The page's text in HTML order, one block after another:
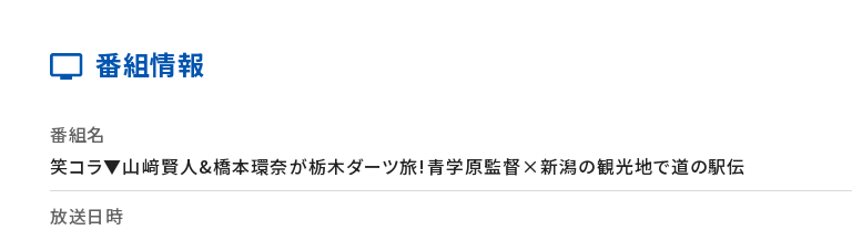
番組情報
番組名
笑コラ▼山﨑賢人&橋本環奈が栃木ダーツ旅!青学原監督×新潟の観光地で道の駅伝
放送日時